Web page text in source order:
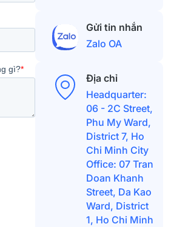
Gửi tin nhắn
Zalo OA
Địa chỉ
Headquarter:
06 - 2C Street,
Phu My Ward,
District 7, Ho
Chi Minh City
Office: 07 Tran
Doan Khanh
Street, Da Kao
Ward, District
1, Ho Chi Minh